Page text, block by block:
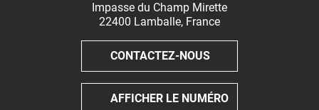
Impasse du Champ Mirette
22400 Lamballe, France
CONTACTEZ-NOUS
AFFICHER LE NUMÉRO